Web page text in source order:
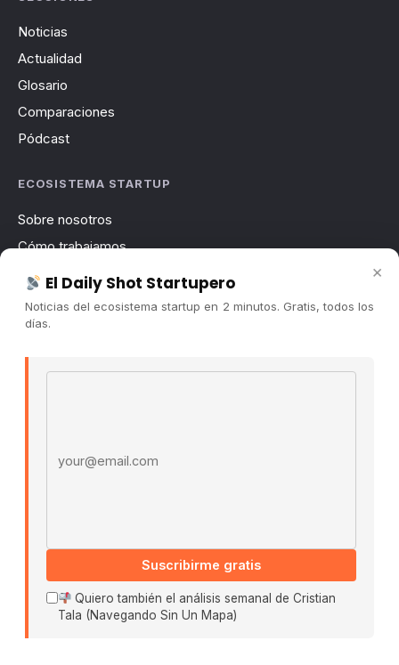
Noticias
Actualidad
Glosario
Comparaciones
Pódcast
ECOSISTEMA STARTUP
Sobre nosotros
Cómo trabajamos
Newsletter
Contacto
Publicidad
Convocatorias
Blog Cristian Tala ↗
reservados.
Políticas De Privacidad · Términos De Uso
×
El Daily Shot Startupero
Noticias del ecosistema startup en 2 minutos. Gratis, todos los
días.
Suscribirme gratis
Quiero también el análisis semanal de Cristian
Tala (Navegando Sin Un Mapa)